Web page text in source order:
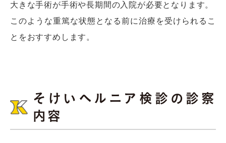
大きな手術が手術や長期間の入院が必要となります。
このような重篤な状態となる前に治療を受けられるこ
とをおすすめします。
そけいヘルニア検診の診察
内容